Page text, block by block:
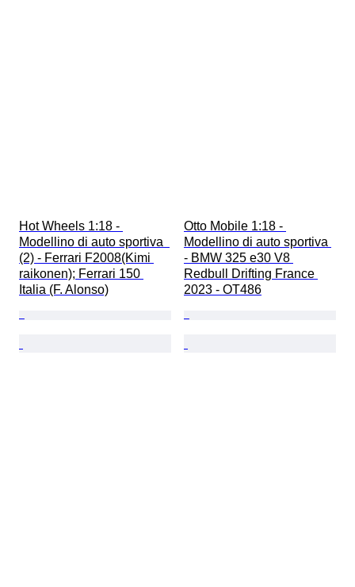
Hot Wheels 1:18 -
Modellino di auto sportiva
(2) - Ferrari F2008(Kimi
raikonen); Ferrari 150
Italia (F. Alonso)
Otto Mobile 1:18 -
Modellino di auto sportiva
- BMW 325 e30 V8
Redbull Drifting France
2023 - OT486